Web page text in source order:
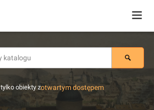
tylko obiekty zotwartym dostępem